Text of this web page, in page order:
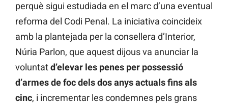
perquè sigui estudiada en el marc d’una eventual
reforma del Codi Penal. La iniciativa coincideix
amb la plantejada per la consellera d’Interior,
Núria Parlon, que aquest dijous va anunciar la
voluntatd’elevar les penes per possessió
d’armes de foc dels dos anys actuals fins als
cinc, i incrementar les condemnes pels grans